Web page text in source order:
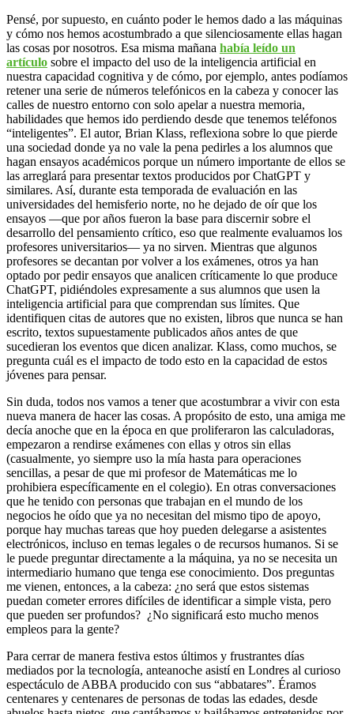
Pensé, por supuesto, en cuánto poder le hemos dado a las máquinas
y cómo nos hemos acostumbrado a que silenciosamente ellas hagan
las cosas por nosotros. Esa misma mañana había leído un
artículo sobre el impacto del uso de la inteligencia artificial en
nuestra capacidad cognitiva y de cómo, por ejemplo, antes podíamos
retener una serie de números telefónicos en la cabeza y conocer las
calles de nuestro entorno con solo apelar a nuestra memoria,
habilidades que hemos ido perdiendo desde que tenemos teléfonos
“inteligentes”. El autor, Brian Klass, reflexiona sobre lo que pierde
una sociedad donde ya no vale la pena pedirles a los alumnos que
hagan ensayos académicos porque un número importante de ellos se
las arreglará para presentar textos producidos por ChatGPT y
similares. Así, durante esta temporada de evaluación en las
universidades del hemisferio norte, no he dejado de oír que los
ensayos —que por años fueron la base para discernir sobre el
desarrollo del pensamiento crítico, eso que realmente evaluamos los
profesores universitarios— ya no sirven. Mientras que algunos
profesores se decantan por volver a los exámenes, otros ya han
optado por pedir ensayos que analicen críticamente lo que produce
ChatGPT, pidiéndoles expresamente a sus alumnos que usen la
inteligencia artificial para que comprendan sus límites. Que
identifiquen citas de autores que no existen, libros que nunca se han
escrito, textos supuestamente publicados años antes de que
sucedieran los eventos que dicen analizar. Klass, como muchos, se
pregunta cuál es el impacto de todo esto en la capacidad de estos
jóvenes para pensar.
Sin duda, todos nos vamos a tener que acostumbrar a vivir con esta
nueva manera de hacer las cosas. A propósito de esto, una amiga me
decía anoche que en la época en que proliferaron las calculadoras,
empezaron a rendirse exámenes con ellas y otros sin ellas
(casualmente, yo siempre uso la mía hasta para operaciones
sencillas, a pesar de que mi profesor de Matemáticas me lo
prohibiera específicamente en el colegio). En otras conversaciones
que he tenido con personas que trabajan en el mundo de los
negocios he oído que ya no necesitan del mismo tipo de apoyo,
porque hay muchas tareas que hoy pueden delegarse a asistentes
electrónicos, incluso en temas legales o de recursos humanos. Si se
le puede preguntar directamente a la máquina, ya no se necesita un
intermediario humano que tenga ese conocimiento. Dos preguntas
me vienen, entonces, a la cabeza: ¿no será que estos sistemas
puedan cometer errores difíciles de identificar a simple vista, pero
que pueden ser profundos? ¿No significará esto mucho menos
empleos para la gente?
Para cerrar de manera festiva estos últimos y frustrantes días
mediados por la tecnología, anteanoche asistí en Londres al curioso
espectáculo de ABBA producido con sus “abbatares”. Éramos
centenares y centenares de personas de todas las edades, desde